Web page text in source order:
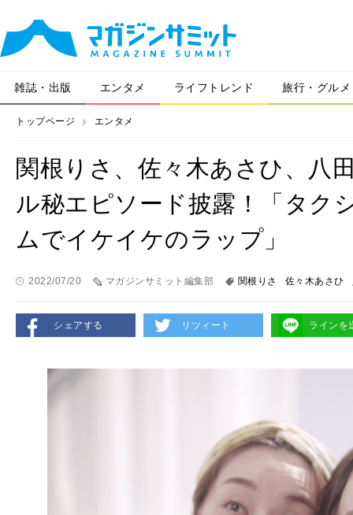
雑誌・出版 エンタメ ライフトレンド 旅行・グルメ
トップページ エンタメ
関根りさ、佐々木あさひ、八
ル秘エピソード披露！「タク
ムでイケイケのラップ」
2022/07/20 マガジンサミット編集部 関根りさ 佐々木あさひ
シェアする リツィート ラインを